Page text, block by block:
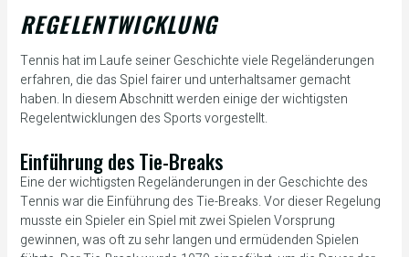
REGELENTWICKLUNG
Tennis hat im Laufe seiner Geschichte viele Regeländerungen
erfahren, die das Spiel fairer und unterhaltsamer gemacht
haben. In diesem Abschnitt werden einige der wichtigsten
Regelentwicklungen des Sports vorgestellt.
Einführung des Tie-Breaks
Eine der wichtigsten Regeländerungen in der Geschichte des
Tennis war die Einführung des Tie-Breaks. Vor dieser Regelung
musste ein Spieler ein Spiel mit zwei Spielen Vorsprung
gewinnen, was oft zu sehr langen und ermüdenden Spielen